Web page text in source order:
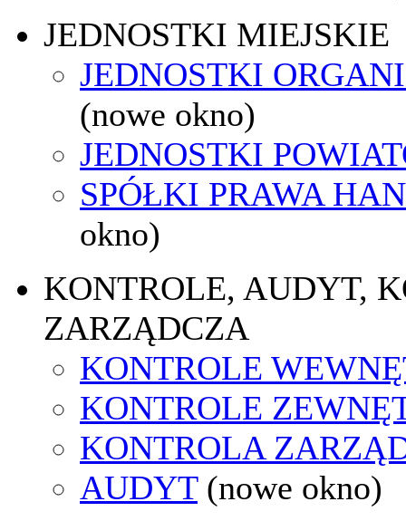
JEDNOSTKI MIEJSKIE
JEDNOSTKI
(nowe okno)
JEDNOSTKI
SPÓŁKI PRAWA
okno)
KONTROLE, AUDYT,
ZARZĄDCZA
KONTROLE
KONTROLE
KONTROLA
AUDYT (nowe okno)